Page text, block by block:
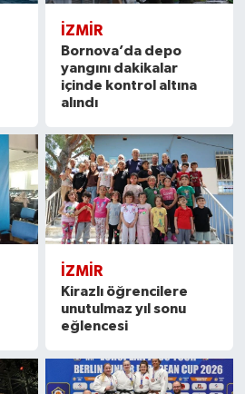
İZMIR
Bornova’da depo
yangını dakikalar
içinde kontrol altına
alındı
İZMIR
Kirazlı öğrencilere
unutulmaz yıl sonu
eğlencesi